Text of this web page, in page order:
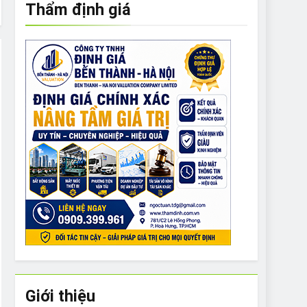
to What Bulldogs Can (and can’t) Eat
Run Long Distances?
Do I Need to Groom My Bulldog
Thẩm định giá
Giới thiệu